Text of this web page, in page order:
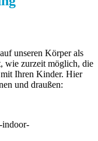
unseren Körper als
wie zurzeit möglich, die
mit Ihren Kinder. Hier
und draußen:
indoor-